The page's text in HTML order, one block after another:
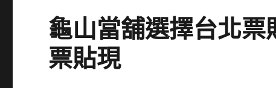
龜山當舖選擇台北
票貼現